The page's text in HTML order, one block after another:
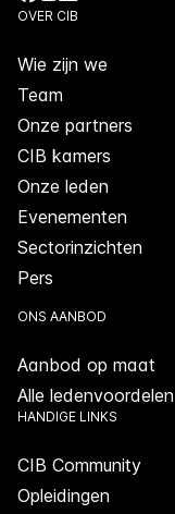
OVER CIB
Wie zijn we
Team
Onze partners
CIB kamers
Onze leden
Evenementen
Sectorinzichten
Pers
ONS AANBOD
Aanbod op maat
Alle ledenvoordelen
HANDIGE LINKS
CIB Community
Opleidingen